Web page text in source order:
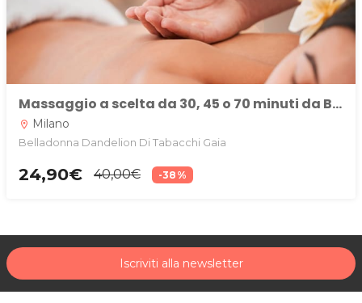
Massaggio a scelta da 30, 45 o 70 minuti da Belladonna Dandelion, Milano
location_on Milano
Belladonna Dandelion Di Tabacchi Gaia
24,90€ 40,00€ -38%
Iscriviti alla newsletter